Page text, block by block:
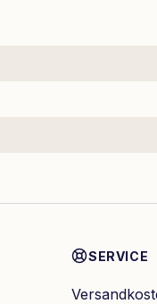
SERVICE